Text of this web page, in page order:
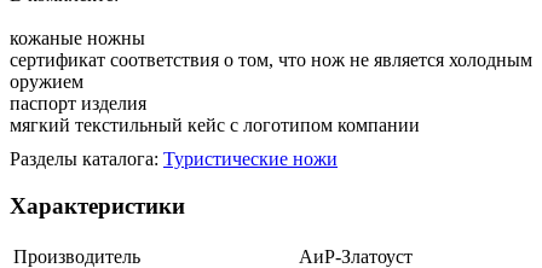
кожаные ножны
сертификат соответствия о том, что нож не является холодным
оружием
паспорт изделия
мягкий текстильный кейс с логотипом компании
Разделы каталога: Туристические ножи
Характеристики
Производитель
АиР-Златоуст